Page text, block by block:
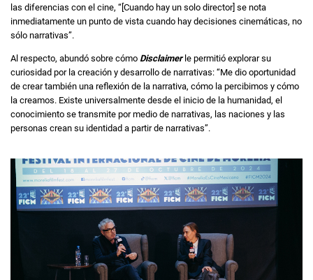
las diferencias con el cine, “[Cuando hay un solo director] se nota
inmediatamente un punto de vista cuando hay decisiones cinemáticas, no
sólo narrativas”.
Al respecto, abundó sobre cómo Disclaimer le permitió explorar su
curiosidad por la creación y desarrollo de narrativas: “Me dio oportunidad
de crear también una reflexión de la narrativa, cómo la percibimos y cómo
la creamos. Existe universalmente desde el inicio de la humanidad, el
conocimiento se transmite por medio de narrativas, las naciones y las
personas crean su identidad a partir de narrativas”.